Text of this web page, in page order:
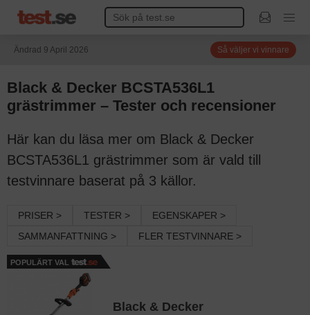
Ändrad 9 April 2026 Så väljer vi vinnare
Black & Decker BCSTA536L1
grästrimmer – Tester och recensioner
Här kan du läsa mer om Black & Decker
BCSTA536L1 grästrimmer som är vald till
testvinnare baserat på 3 källor.
PRISER > TESTER >
EGENSKAPER >
SAMMANFATTNING >
FLER TESTVINNARE >
POPULÄRT VAL
Black & Decker